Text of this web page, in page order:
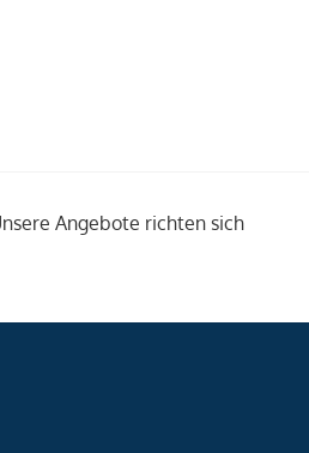
Angebote richten sich